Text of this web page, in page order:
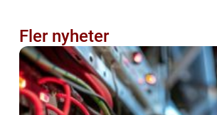
Fler nyheter